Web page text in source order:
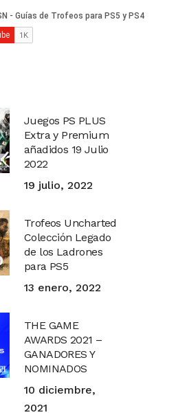
Juegos PS PLUS
Extra y Premium
añadidos 19 Julio
2022
19 julio, 2022
Trofeos Uncharted
Colección Legado
de los Ladrones
para PS5
13 enero, 2022
THE GAME
AWARDS 2021 –
GANADORES Y
NOMINADOS
10 diciembre,
2021